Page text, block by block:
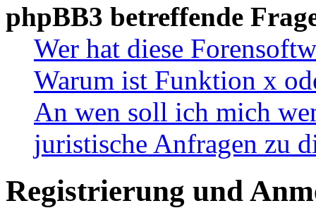
phpBB3 betreffende
Wer hat diese
Warum ist Funktion x
An wen soll ich mich
juristische Anfragen zu
Registrierung und